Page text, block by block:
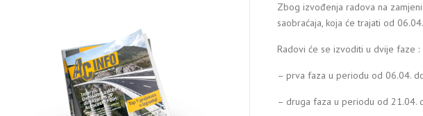
Zbog izvođenja radova na
saobraćaja, koja će trajati od
Radovi će se izvoditi u dvije faze :
– prva faza u periodu od 06.04.
– druga faza u periodu od 21.04.